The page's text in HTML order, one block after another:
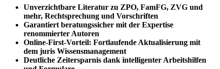
Unverzichtbare Literatur zu ZPO, FamFG, ZVG und
mehr, Rechtsprechung und Vorschriften
Garantiert beratungssicher mit der Expertise
renommierter Autoren
Online-First-Vorteil: Fortlaufende Aktualisierung mit
dem juris Wissensmanagement
Deutliche Zeitersparnis dank intelligenter Arbeitshilfen